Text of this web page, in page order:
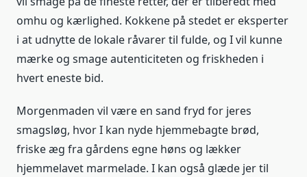
omhu og kærlighed. Kokkene på stedet er eksperter
i at udnytte de lokale råvarer til fulde, og I vil kunne
mærke og smage autenticiteten og friskheden i
hvert eneste bid.
Morgenmaden vil være en sand fryd for jeres
smagsløg, hvor I kan nyde hjemmebagte brød,
friske æg fra gårdens egne høns og lækker
hjemmelavet marmelade. I kan også glæde jer til